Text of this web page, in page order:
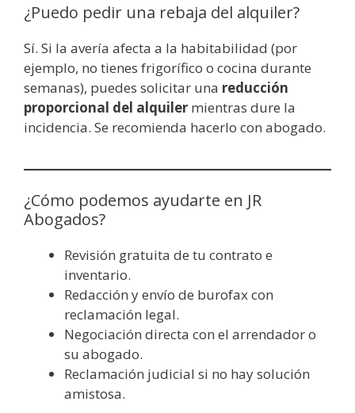
¿Puedo pedir una rebaja del alquiler?
Sí. Si la avería afecta a la habitabilidad (por
ejemplo, no tienes frigorífico o cocina durante
semanas), puedes solicitar una reducción
proporcional del alquiler mientras dure la
incidencia. Se recomienda hacerlo con abogado.
¿Cómo podemos ayudarte en JR
Abogados?
Revisión gratuita de tu contrato e
inventario.
Redacción y envío de burofax con
reclamación legal.
Negociación directa con el arrendador o
su abogado.
Reclamación judicial si no hay solución
amistosa.